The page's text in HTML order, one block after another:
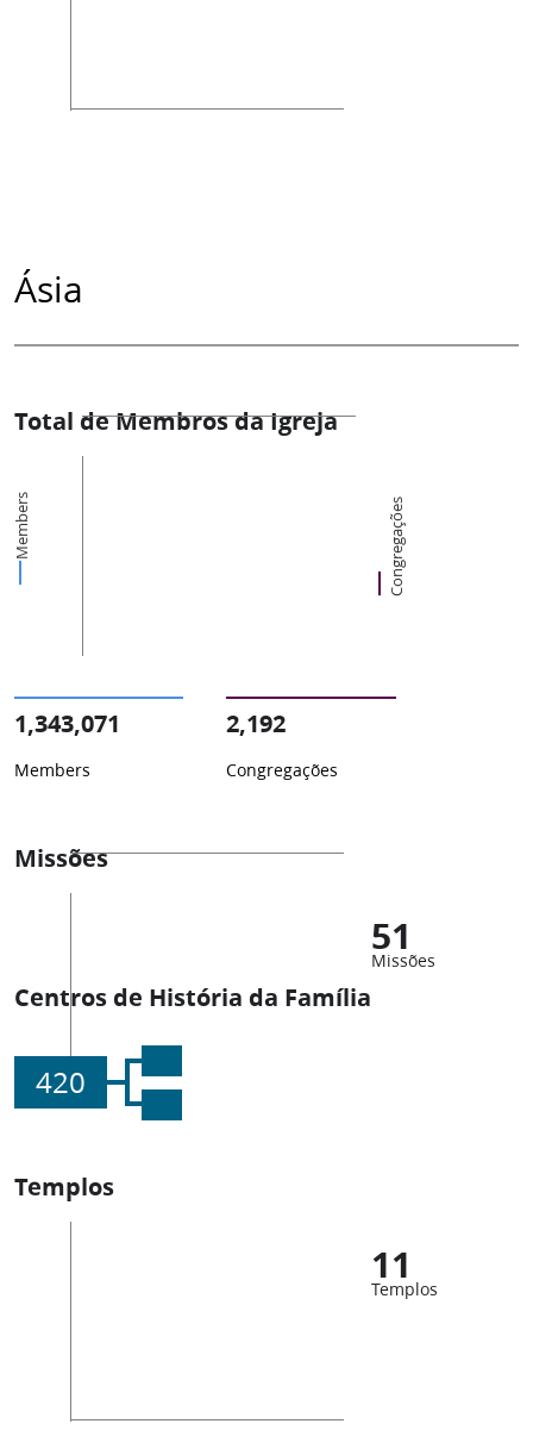
Ásia
Total de Membros da Igreja
Members Congregações
1,343,071
Members
2,192
Congregações
Missões
51
Missões
Centros de História da Família
420
Templos
11
Templos